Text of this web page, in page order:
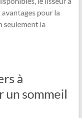
pour la
seulement la
à
un sommeil